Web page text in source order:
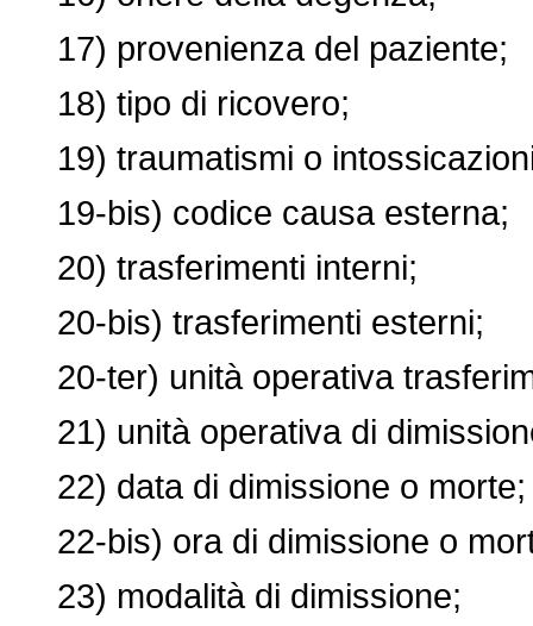
17) provenienza del paziente;
18) tipo di ricovero;
19) traumatismi o
19-bis) codice causa esterna;
20) trasferimenti interni;
20-bis) trasferimenti esterni;
20-ter) unità operativa
21) unità operativa di
22) data di dimissione o morte;
22-bis) ora di dimissione o
23) modalità di dimissione;